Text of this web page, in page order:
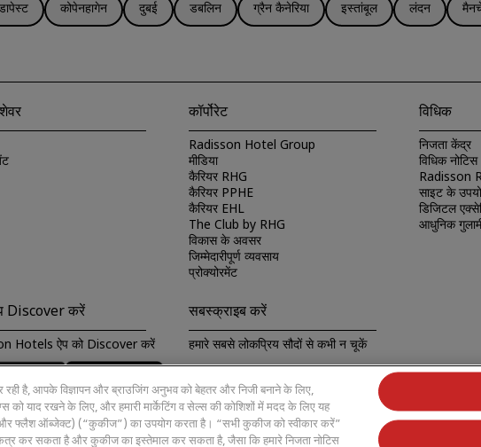
कोपेनहागेन दुबई डबलिन ग्रैन कैनेरिया इस्तांबूल लंदन
कॉर्पोरेट
Radisson Hotel Group
मीडिया
कैरियर RHG
कैरियर PPHE
कैरियर EHL
The Club by RHG
विकास के अवसर
जिम्मेदारीपूर्ण व्यवसाय
प्रोक्योरमेंट
विधिक
निजता केंद्र
विधिक नोटिस
Radisson
साइट के
डिजिटल
आधुनिक
Discover करें
Hotels ऐप को Discover करें
सबस्क्राइब करें
हमारे सबसे लोकप्रिय सौदों से कभी न चूकें
है, आपके विज्ञापन और ब्राउजिंग अनुभव को बेहतर और निजी बनाने के लिए,
याद रखने के लिए, और हमारी मार्केटिंग व सेल्स की कोशिशों में मदद के लिए यह
फ्लैश ऑब्जेक्ट) (“कुकीज”) का उपयोग करता है। “सभी कुकीज को स्वीकार करें”
कर सकता है और कुकीज का इस्तेमाल कर सकता है, जैसा कि हमारे निजता नोटिस